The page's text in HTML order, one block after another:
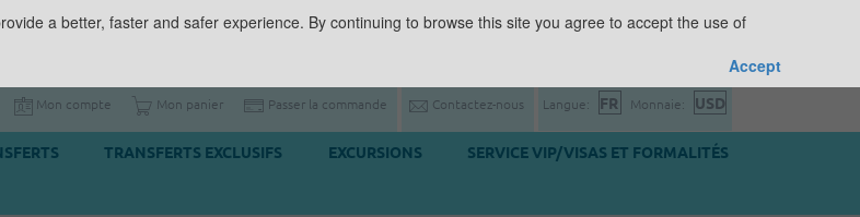
Mon compte Mon panier Passer la commande Contactez-nous Langue: Monnaie:
TRANSFERTS EXCLUSIFS EXCURSIONS SERVICE VIP/VISAS ET FORMALITÉS
a better, faster and safer experience. By continuing to browse this site you agree to accept the use of
Accept